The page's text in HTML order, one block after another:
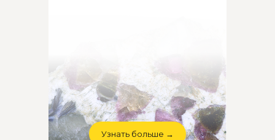
Узнать больше →